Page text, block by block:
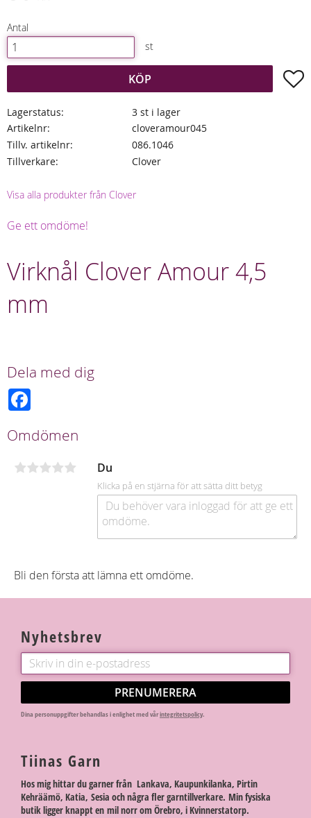
Antal
st
KÖP
Lagerstatus
3 st i lager
Artikelnr
cloveramour045
Tillv. artikelnr
086.1046
Tillverkare
Clover
Visa alla produkter från Clover
Ge ett omdöme!
Virknål Clover Amour 4,5
mm
Dela med dig
b
o
k
Omdömen
Du
Klicka på en stjärna för att sätta ditt betyg
Bli den första att lämna ett omdöme.
Nyhetsbrev
PRENUMERERA
Dina personuppgifter behandlas i enlighet med vårintegritetspolicy.
Tiinas Garn
Hos mig hittar du garner från Lankava, Kaupunkilanka, Pirtin
Kehräämö, Katia, Sesia och några fler garntillverkare. Min fysiska
butik ligger knappt en mil norr om Örebro, i Kvinnerstatorp.